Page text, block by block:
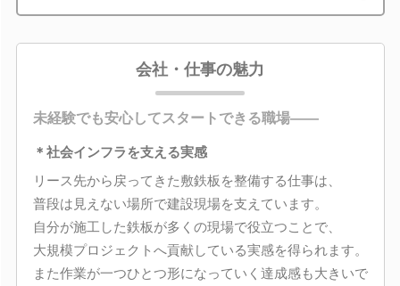
会社・仕事の魅力
未経験でも安心してスタートできる職場――
＊社会インフラを支える実感
リース先から戻ってきた敷鉄板を整備する仕事は、
普段は見えない場所で建設現場を支えています。
自分が施工した鉄板が多くの現場で役立つことで、
大規模プロジェクトへ貢献している実感を得られます。
また作業が一つひとつ形になっていく達成感も大きいで